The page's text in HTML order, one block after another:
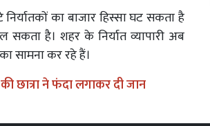
का बाजार हिस्सा घट सकता है
है। शहर के निर्यात व्यापारी अब
सामना कर रहे हैं।
छात्रा ने फंदा लगाकर दी जान